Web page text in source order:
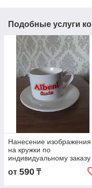
Подобные услуги
Нанесение изображения
на кружки по
индивидуальному заказу
от 590 ₸